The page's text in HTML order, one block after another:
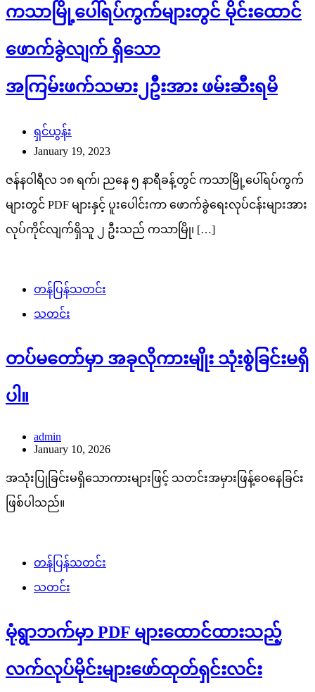
ကသာမြို့ပေါ်ရပ်ကွက်များတွင် မိုင်းထောင်
ဖောက်ခွဲလျက် ရှိသော
အကြမ်းဖက်သမား၂ဦးအား ဖမ်းဆီးရမိ
ရှင်ယွန်း
January 19, 2023
ဇန်နဝါရီလ ၁၈ ရက်၊ ညနေ ၅ နာရီခန့်တွင် ကသာမြို့ပေါ်ရပ်ကွက်
များတွင် PDF များနှင့် ပူးပေါင်းကာ ဖောက်ခွဲရေးလုပ်ငန်းများအား
လုပ်ကိုင်လျက်ရှိသူ ၂ ဦးသည် ကသာမြို၊ […]
တန်ပြန်သတင်း
သတင်း
တပ်မတော်မှာ အခုလိုကားမျိုး သုံးစွဲခြင်းမရှိ
ပါ။
admin
January 10, 2026
အသုံးပြုခြင်းမရှိသောကားများဖြင့် သတင်းအမှားဖြန့်ဝေနေခြင်း
ဖြစ်ပါသည်။
တန်ပြန်သတင်း
သတင်း
မုံရွာဘက်မှာ PDF များထောင်ထားသည့်
လက်လုပ်မိုင်းများဖော်ထုတ်ရှင်းလင်း